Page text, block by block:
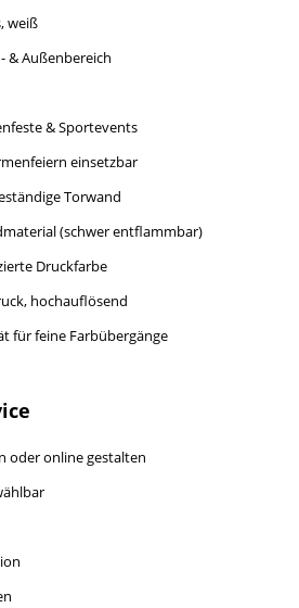
weiß
& Außenbereich
& Sportevents
einsetzbar
Torwand
(schwer entflammbar)
Druckfarbe
hochauflösend
für feine Farbübergänge
oder online gestalten